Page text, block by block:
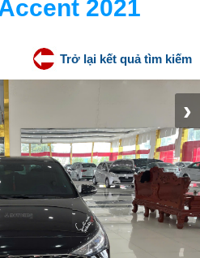
2021
Trở lại kết quả tìm kiếm
›